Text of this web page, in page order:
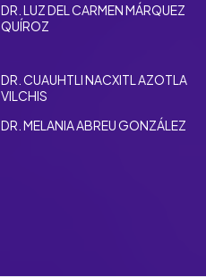
DR. LUZ DEL CARMEN MÁRQUEZ
QUÍROZ
DR. CUAUHTLI NACXITL AZOTLA
VILCHIS
DR. MELANIA ABREU GONZÁLEZ